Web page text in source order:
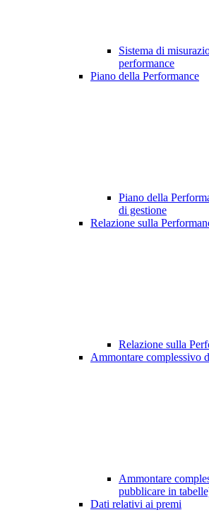
Sistema di
performance
Piano della Performance
Piano della
di gestione
Relazione sulla
Relazione sulla
Ammontare complessivo
Ammontare
pubblicare in
Dati relativi ai premi